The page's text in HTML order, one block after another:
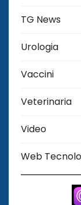
TG News
Urologia
Vaccini
Veterinaria
Video
Web